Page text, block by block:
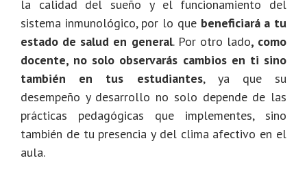
la calidad del sueño y el funcionamiento del
sistema inmunológico, por lo que beneficiará a tu
estado de salud en general. Por otro lado, como
docente, no solo observarás cambios en ti sino
también en tus estudiantes, ya que su
desempeño y desarrollo no solo depende de las
prácticas pedagógicas que implementes, sino
también de tu presencia y del clima afectivo en el
aula.